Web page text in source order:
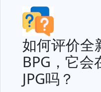
如何评价全
BPG，它会
JPG吗？